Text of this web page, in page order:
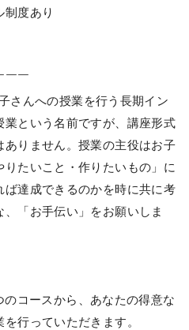
制度あり
￣￣
さんへの授業を行う長期イン
業という名前ですが、講座形式
りません。授業の主役はお子
たいこと・作りたいもの」に
達成できるのかを時に共に考
「お手伝い」をお願いしま
コースから、あなたの得意な
行っていただきます。